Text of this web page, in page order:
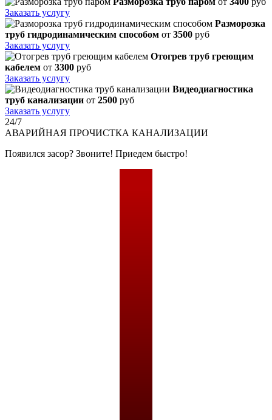
Заказать услугу
Разморозка
труб гидродинамическим способом от 3500 руб
Заказать услугу
Отогрев труб греющим
кабелем от 3300 руб
Заказать услугу
Видеодиагностика
труб канализации от 2500 руб
Заказать услугу
24/7
АВАРИЙНАЯ ПРОЧИСТКА КАНАЛИЗАЦИИ
Появился засор? Звоните! Приедем быстро!